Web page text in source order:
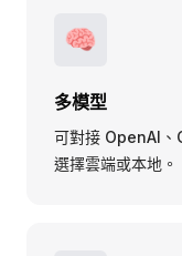
🧠
多模型
可對接 OpenAI
選擇雲端或本地。